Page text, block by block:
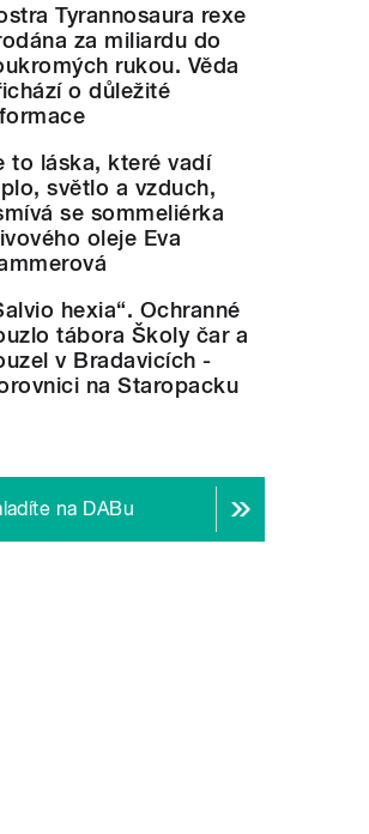
Tyrannosaura rexe
za miliardu do
rukou. Věda
o důležité
to láska, které vadí
světlo a vzduch,
se sommeliérka
oleje Eva
hexia“. Ochranné
tábora Školy čar a
v Bradavicích -
na Staropacku
na DABu